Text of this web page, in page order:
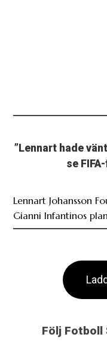
”Lennart hade
se
Lennart Johansson
Gianni Infantinos
Följ Fotboll